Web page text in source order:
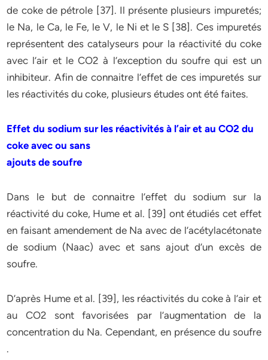
de coke de pétrole [37]. Il présente plusieurs impuretés;
le Na, le Ca, le Fe, le V, le Ni et le S [38]. Ces impuretés
représentent des catalyseurs pour la réactivité du coke
avec l’air et le CO2 à l’exception du soufre qui est un
inhibiteur. Afin de connaitre l’effet de ces impuretés sur
les réactivités du coke, plusieurs études ont été faites.
Effet du sodium sur les réactivités à l’air et au CO2 du
coke avec ou sans
ajouts de soufre
Dans le but de connaitre l’effet du sodium sur la
réactivité du coke, Hume et al. [39] ont étudiés cet effet
en faisant amendement de Na avec de l’acétylacétonate
de sodium (Naac) avec et sans ajout d’un excès de
soufre.
D’après Hume et al. [39], les réactivités du coke à l’air et
au CO2 sont favorisées par l’augmentation de la
concentration du Na. Cependant, en présence du soufre
.